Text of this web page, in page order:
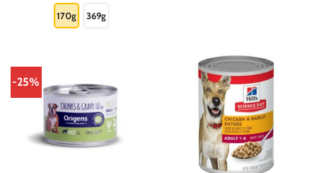
producto
tiene
opciones
se
pueden
elegir
en
170g 369g
-25%